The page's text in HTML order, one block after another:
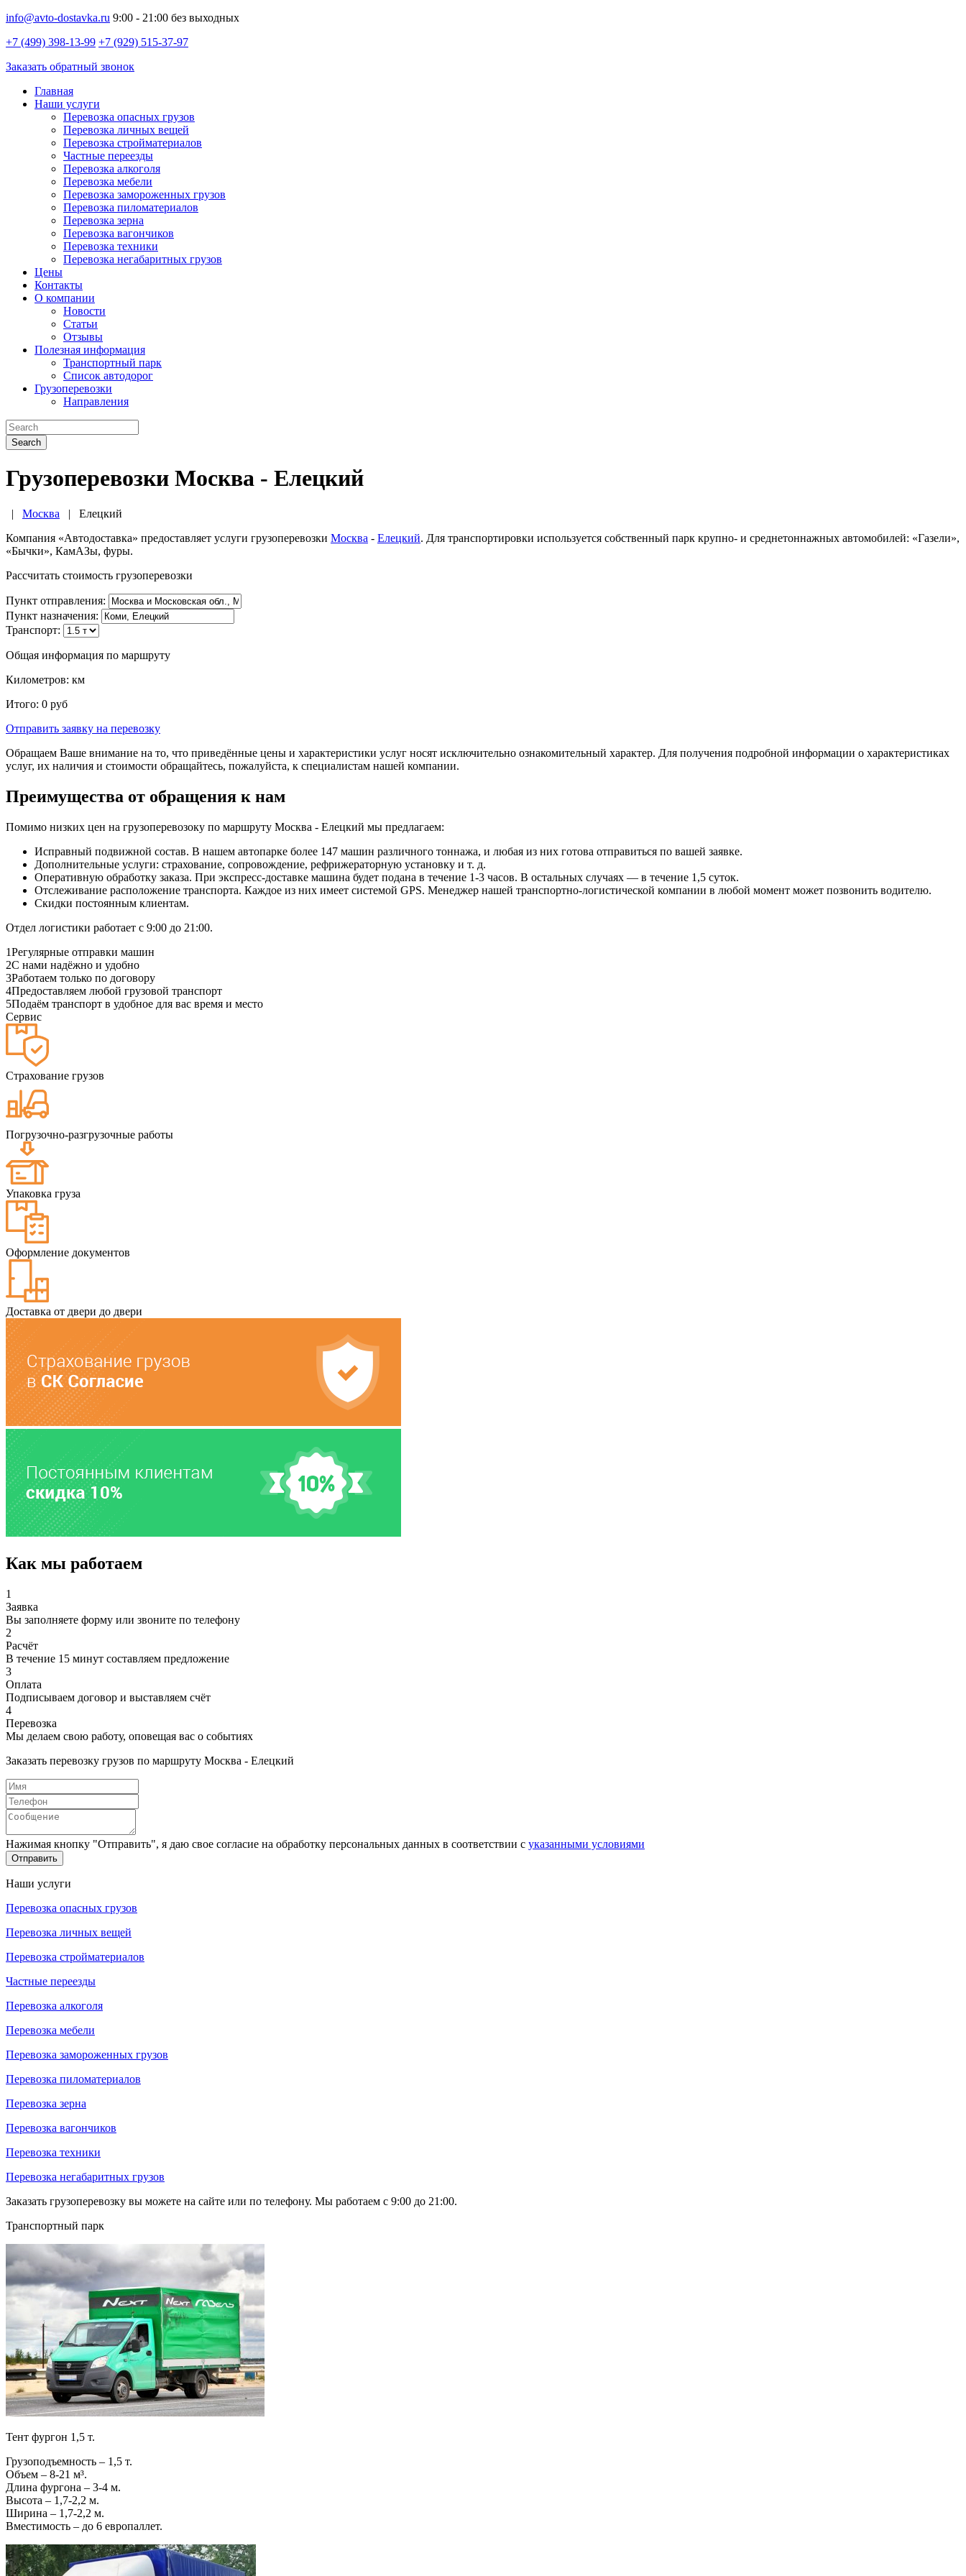
info@avto-dostavka.ru 9:00 - 21:00 без выходных
+7 (499) 398-13-99 +7 (929) 515-37-97
Заказать обратный звонок
Главная
Наши услуги
Перевозка опасных грузов
Перевозка личных вещей
Перевозка стройматериалов
Частные переезды
Перевозка алкоголя
Перевозка мебели
Перевозка замороженных грузов
Перевозка пиломатериалов
Перевозка зерна
Перевозка вагончиков
Перевозка техники
Перевозка негабаритных грузов
Цены
Контакты
О компании
Новости
Статьи
Отзывы
Полезная информация
Транспортный парк
Список автодорог
Грузоперевозки
Направления
Search
Грузоперевозки Москва - Елецкий
| Москва | Елецкий
Компания «Автодоставка» предоставляет услуги грузоперевозки Москва - Елецкий. Для транспортировки используется собственный парк крупно- и среднетоннажных автомобилей: «Газели»,
«Бычки», КамАЗы, фуры.
Рассчитать стоимость грузоперевозки
Пункт отправления:
Пункт назначения:
Транспорт:
Общая информация по маршруту
Километров: км
Итого: 0 руб
Отправить заявку на перевозку
Обращаем Ваше внимание на то, что приведённые цены и характеристики услуг носят исключительно ознакомительный характер. Для получения подробной информации о характеристиках
услуг, их наличия и стоимости обращайтесь, пожалуйста, к специалистам нашей компании.
Преимущества от обращения к нам
Помимо низких цен на грузоперевозоку по маршруту Москва - Елецкий мы предлагаем:
Исправный подвижной состав. В нашем автопарке более 147 машин различного тоннажа, и любая из них готова отправиться по вашей заявке.
Дополнительные услуги: страхование, сопровождение, рефрижераторную установку и т. д.
Оперативную обработку заказа. При экспресс-доставке машина будет подана в течение 1-3 часов. В остальных случаях — в течение 1,5 суток.
Отслеживание расположение транспорта. Каждое из них имеет системой GPS. Менеджер нашей транспортно-логистической компании в любой момент может позвонить водителю.
Скидки постоянным клиентам.
Отдел логистики работает с 9:00 до 21:00.
1Регулярные отправки машин
2С нами надёжно и удобно
3Работаем только по договору
4Предоставляем любой грузовой транспорт
5Подаём транспорт в удобное для вас время и место
Сервис
Страхование грузов
Погрузочно-разгрузочные работы
Упаковка груза
Оформление документов
Доставка от двери до двери
Как мы работаем
1
Заявка
Вы заполняете форму или звоните по телефону
2
Расчёт
В течение 15 минут составляем предложение
3
Оплата
Подписываем договор и выставляем счёт
4
Перевозка
Мы делаем свою работу, оповещая вас о событиях
Заказать перевозку грузов по маршруту Москва - Елецкий
Нажимая кнопку "Отправить", я даю свое согласие на обработку персональных данных в соответствии с указанными условиями
Отправить
Наши услуги
Перевозка опасных грузов
Перевозка личных вещей
Перевозка стройматериалов
Частные переезды
Перевозка алкоголя
Перевозка мебели
Перевозка замороженных грузов
Перевозка пиломатериалов
Перевозка зерна
Перевозка вагончиков
Перевозка техники
Перевозка негабаритных грузов
Заказать грузоперевозку вы можете на сайте или по телефону. Мы работаем с 9:00 до 21:00.
Транспортный парк
Тент фургон 1,5 т.
Грузоподъемность – 1,5 т.
Объем – 8-21 м³.
Длина фургона – 3-4 м.
Высота – 1,7-2,2 м.
Ширина – 1,7-2,2 м.
Вместимость – до 6 европаллет.